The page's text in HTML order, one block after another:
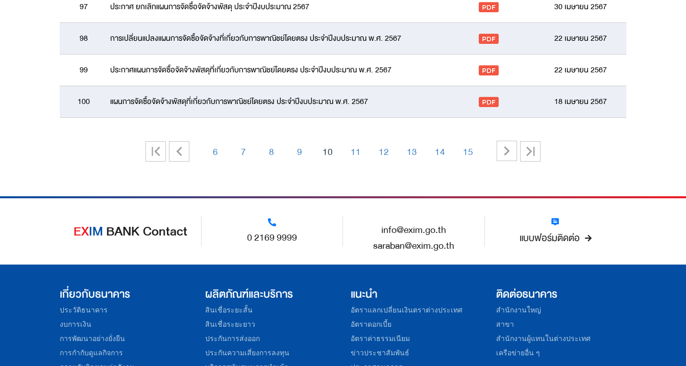
97 ประกาศ ยกเลิกแผนการจัดซื้อจัดจ้างพัสดุ ประจำปีงบประมาณ 2567 30 เมษายน 2567
98 การเปลี่ยนแปลงแผนการจัดซื้อจัดจ้างที่เกี่ยวกับการพาณิชย์โดยตรง ประจำปีงบประมาณ พ.ศ. 2567 22 เมษายน 2567
99 ประกาศแผนการจัดซื้อจัดจ้างพัสดุที่เกี่ยวกับการพาณิชย์โดยตรง ประจำปีงบประมาณ พ.ศ. 2567 22 เมษายน 2567
100 แผนการจัดซื้อจัดจ้างพัสดุที่เกี่ยวกับการพาณิชย์โดยตรง ประจำปีงบประมาณ พ.ศ. 2567 18 เมษายน 2567
<
6 7 8 9 10 11 12 13 14 15 >
EXIMBANK Contact 0 2169 9999
info@exim.go.th
saraban@exim.go.th
แบบฟอร์มติดต่อ
เกี่ยวกับธนาคาร
ประวัติธนาคาร
งบการเงิน
การพัฒนาอย่างยั่งยืน
การกำกับดูแลกิจการ
ผลิตภัณฑ์และบริการ
สินเชื่อระยะสั้น
สินเชื่อระยะยาว
ประกันการส่งออก
ประกันความเสี่ยงการลงทุน
แนะนำ
อัตราแลกเปลี่ยนเงินตราต่างประเทศ
อัตราดอกเบี้ย
อัตราค่าธรรมเนียม
ข่าวประชาสัมพันธ์
ติดต่อธนาคาร
สำนักงานใหญ่
สาขา
สำนักงานผู้แทนในต่างประเทศ
เครือข่ายอื่น ๆ